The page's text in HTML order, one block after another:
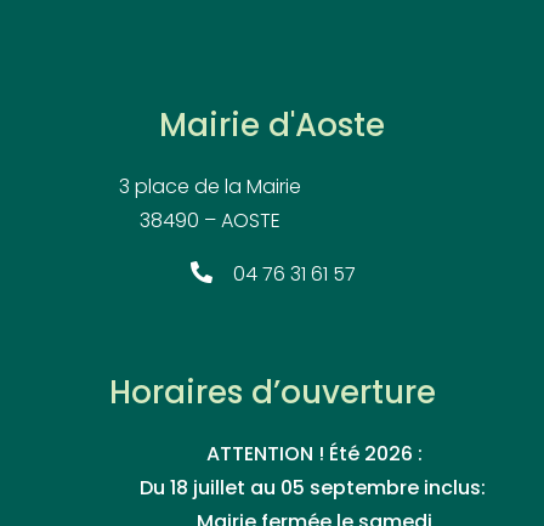
Mairie d'Aoste
3 place de la Mairie
38490 – AOSTE
04 76 31 61 57
Horaires d’ouverture
ATTENTION ! Été 2026 :
Du 18 juillet au 05 septembre inclus: